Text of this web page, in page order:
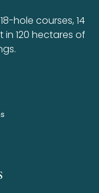
hole courses, 14
120 hectares of